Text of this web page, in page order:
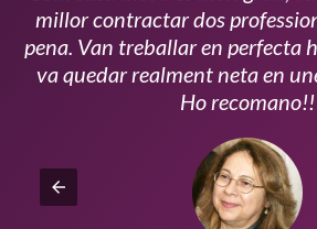
millor contractar dos
pena. Van treballar en perfecta
va quedar realment neta en
Ho recomano!!